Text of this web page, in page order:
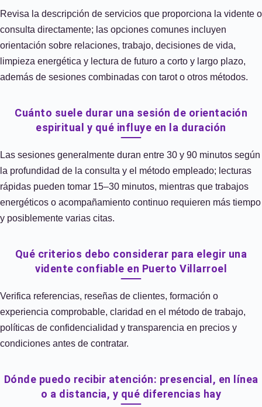
Revisa la descripción de servicios que proporciona la vidente o
consulta directamente; las opciones comunes incluyen
orientación sobre relaciones, trabajo, decisiones de vida,
limpieza energética y lectura de futuro a corto y largo plazo,
además de sesiones combinadas con tarot o otros métodos.
Cuánto suele durar una sesión de orientación
espiritual y qué influye en la duración
Las sesiones generalmente duran entre 30 y 90 minutos según
la profundidad de la consulta y el método empleado; lecturas
rápidas pueden tomar 15–30 minutos, mientras que trabajos
energéticos o acompañamiento continuo requieren más tiempo
y posiblemente varias citas.
Qué criterios debo considerar para elegir una
vidente confiable en Puerto Villarroel
Verifica referencias, reseñas de clientes, formación o
experiencia comprobable, claridad en el método de trabajo,
políticas de confidencialidad y transparencia en precios y
condiciones antes de contratar.
Dónde puedo recibir atención: presencial, en línea
o a distancia, y qué diferencias hay